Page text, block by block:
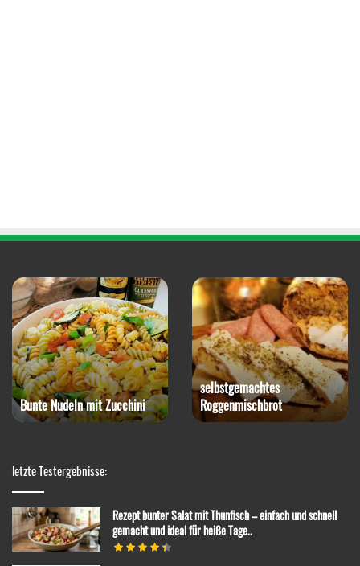
Bunte Nudeln mit Zucchini
selbstgemachtes
Roggenmischbrot
letzte Testergebnisse:
Rezept bunter Salat mit Thunfisch – einfach und schnell
gemacht und ideal für heiße Tage..